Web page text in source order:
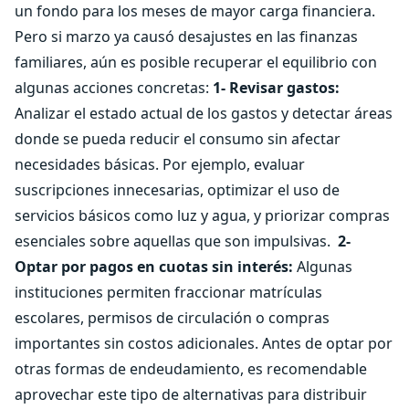
un fondo para los meses de mayor carga financiera.
Pero si marzo ya causó desajustes en las finanzas
familiares, aún es posible recuperar el equilibrio con
algunas acciones concretas: 1- Revisar gastos:
Analizar el estado actual de los gastos y detectar áreas
donde se pueda reducir el consumo sin afectar
necesidades básicas. Por ejemplo, evaluar
suscripciones innecesarias, optimizar el uso de
servicios básicos como luz y agua, y priorizar compras
esenciales sobre aquellas que son impulsivas. 2-
Optar por pagos en cuotas sin interés: Algunas
instituciones permiten fraccionar matrículas
escolares, permisos de circulación o compras
importantes sin costos adicionales. Antes de optar por
otras formas de endeudamiento, es recomendable
aprovechar este tipo de alternativas para distribuir